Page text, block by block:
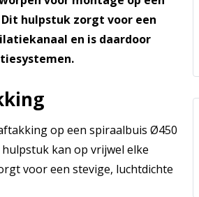
hulpstuk zorgt voor een
en is daardoor
op een spiraalbuis Ø450
kan op vrijwel elke
voor een stevige, luchtdichte